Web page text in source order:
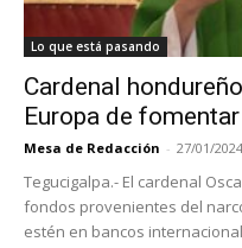
Lo que está pasando
Cardenal
Europa de
Mesa de Redacción - 27/01/2024
Tegucigalpa.- El cardenal
fondos provenientes del
estén en bancos